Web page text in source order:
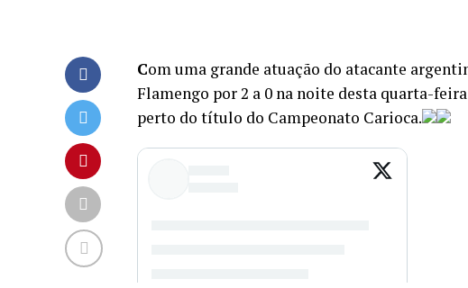
Com uma grande atuação do atacante
Flamengo por 2 a 0 na noite desta quarta-
perto do título do Campeonato Carioca.